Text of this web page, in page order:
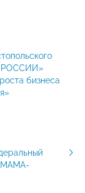
РОССИИ»
бизнеса